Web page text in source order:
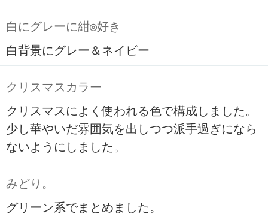
白にグレーに紺◎好き
白背景にグレー＆ネイビー
クリスマスカラー
クリスマスによく使われる色で構成しました。
少し華やいだ雰囲気を出しつつ派手過ぎになら
ないようにしました。
みどり。
グリーン系でまとめました。